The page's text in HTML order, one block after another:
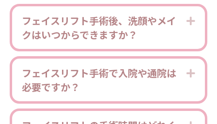
フェイスリフト手術後、洗顔やメイ
クはいつからできますか？
フェイスリフト手術で入院や通院は
必要ですか？